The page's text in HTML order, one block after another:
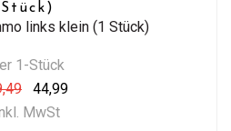
Stück)
links klein (1 Stück)
1-Stück
44,99
MwSt